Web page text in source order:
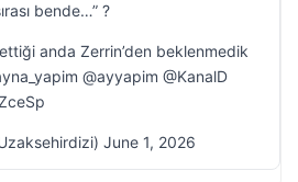
bende…” ?
anda Zerrin’den beklenmedik
@ayyapim @KanalD
June 1, 2026